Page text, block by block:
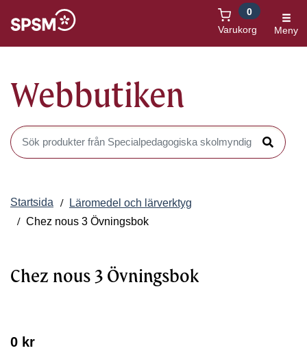
Varukorg
0
Meny
Webbutiken
Sök produkter i Webbutiken
Sök
Startsida
Läromedel och lärverktyg
Chez nous 3 Övningsbok
Chez nous 3 Övningsbok
0 kr